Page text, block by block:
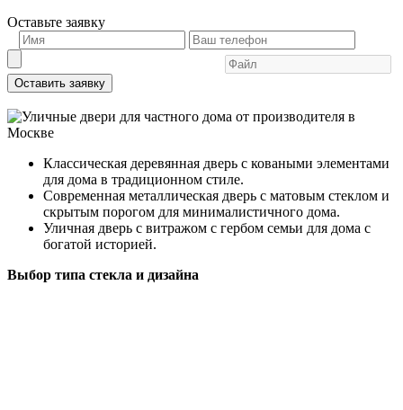
Оставьте заявку
Оставить заявку
Классическая деревянная дверь с коваными элементами
для дома в традиционном стиле.
Современная металлическая дверь с матовым стеклом и
скрытым порогом для минималистичного дома.
Уличная дверь с витражом с гербом семьи для дома с
богатой историей.
Выбор типа стекла и дизайна